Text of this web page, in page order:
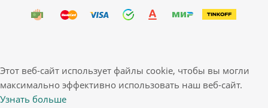
Этот веб-сайт использует файлы cookie, чтобы вы могли
максимально эффективно использовать наш веб-сайт.
Узнать больше